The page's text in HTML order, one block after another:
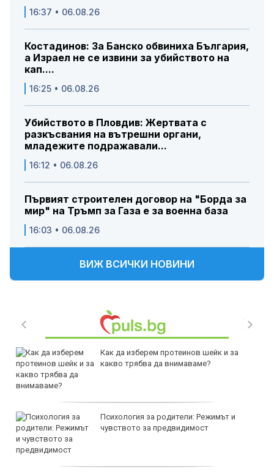
16:37 • 06.08.26
Костадинов: За Банско обвиниха България,
а Израел не се извини за убийството на
кап....
16:25 • 06.08.26
Убийството в Пловдив: Жертвата с
разкъсвания на вътрешни органи,
младежите подражавали...
16:12 • 06.08.26
Първият строителен договор на "Борда за
мир" на Тръмп за Газа е за военна база
16:03 • 06.08.26
ВИЖ ВСИЧКИ НОВИНИ
Как да изберем протеинов шейк и за
какво трябва да внимаваме?
Психология за родители: Режимът и
чувството за предвидимост